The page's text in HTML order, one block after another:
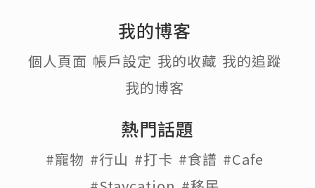
我的博客
個人頁面 帳戶設定 我的收藏 我的追蹤
我的博客
熱門話題
#寵物 #行山 #打卡 #食譜 #Cafe